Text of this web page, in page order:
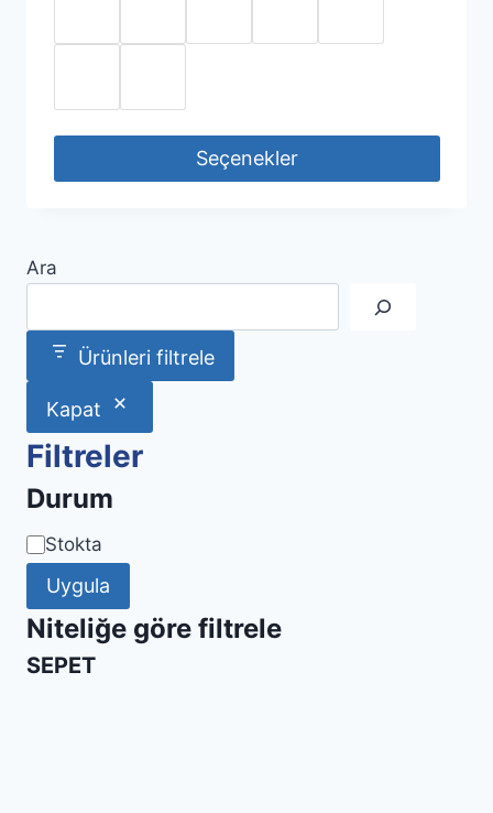
Seçenekler
fazla
var.
ürün
sayfasından
seçilebilir
Ara
Ürünleri filtrele
Kapat
Filtreler
Durum
Uygunluk
Stokta
Uygula
Niteliğe göre filtrele
SEPET